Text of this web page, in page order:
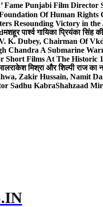
Fame Punjabi Film
Of Human Rights
Resounding Victory in
मशहूर पार्श्व गायिका प्रियंका सिंह
K. Dubey, Chairman Of
Chandra A Submarine
Short Films At The Historic
राकेश मिश्रा और शिल्पी राज का
Zakir Hussain, Namit
Sadhu KabraShahzaad